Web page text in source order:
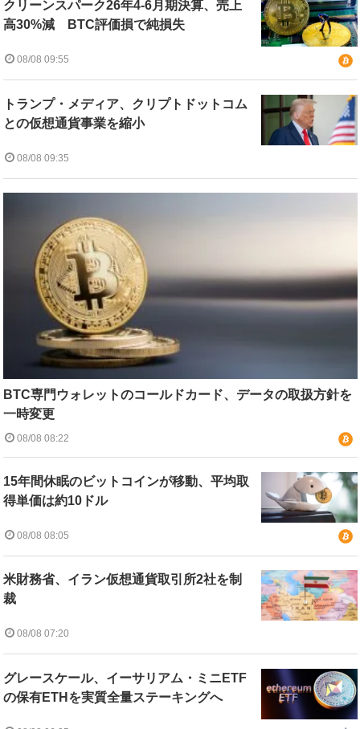
クリーンスパーク26年4-6月期決算、売上
高30%減 BTC評価損で純損失
08/08 09:55
トランプ・メディア、クリプトドットコム
との仮想通貨事業を縮小
08/08 09:35
BTC専門ウォレットのコールドカード、データの取扱方針を
一時変更
08/08 08:22
15年間休眠のビットコインが移動、平均取
得単価は約10ドル
08/08 08:05
米財務省、イラン仮想通貨取引所2社を制
裁
08/08 07:20
グレースケール、イーサリアム・ミニETF
の保有ETHを実質全量ステーキングへ